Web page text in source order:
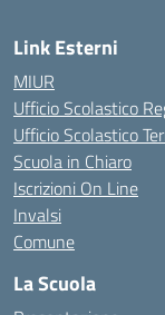
Link Esterni
MIUR
Ufficio Scolastico
Ufficio Scolastico
Scuola in Chiaro
Iscrizioni On Line
Invalsi
Comune
La Scuola